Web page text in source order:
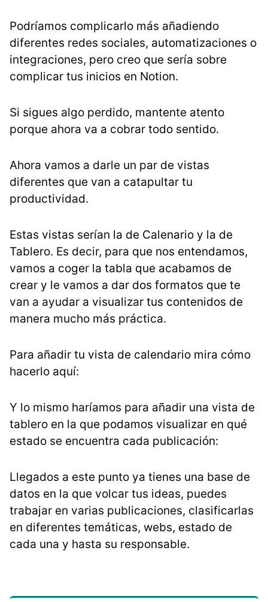
Podríamos complicarlo más añadiendo
diferentes redes sociales, automatizaciones o
integraciones, pero creo que sería sobre
complicar tus inicios en Notion.
Si sigues algo perdido, mantente atento
porque ahora va a cobrar todo sentido.
Ahora vamos a darle un par de vistas
diferentes que van a catapultar tu
productividad.
Estas vistas serían la de Calenario y la de
Tablero. Es decir, para que nos entendamos,
vamos a coger la tabla que acabamos de
crear y le vamos a dar dos formatos que te
van a ayudar a visualizar tus contenidos de
manera mucho más práctica.
Para añadir tu vista de calendario mira cómo
hacerlo aquí:
Y lo mismo haríamos para añadir una vista de
tablero en la que podamos visualizar en qué
estado se encuentra cada publicación:
Llegados a este punto ya tienes una base de
datos en la que volcar tus ideas, puedes
trabajar en varias publicaciones, clasificarlas
en diferentes temáticas, webs, estado de
cada una y hasta su responsable.